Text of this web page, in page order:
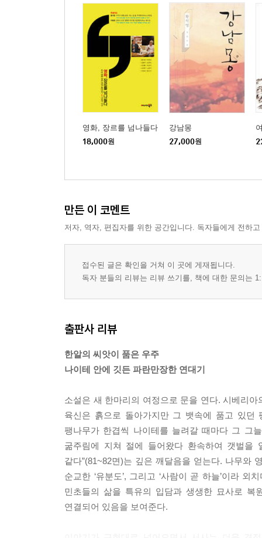
영화, 장르를 넘나들다
18,000원
강남몽
27,000원
만든 이 코멘트
저자, 역자, 편집자를 위한 공간입니다. 독자들에게 전하
접수된 글은 확인을 거쳐 이 곳에 게재됩니다.
독자 분들의 리뷰는 리뷰 쓰기를, 책에 대한 문의는
출판사 리뷰
한알의 씨앗이 품은 우주
나이테 안에 깃든 파란만장한 연대기
소설은 새 한마리의 여정으로 문을 연다. 시베리
육신은 흙으로 돌아가지만 그 뱃속에 품고 있던
팽나무가 한겹씩 나이테를 늘려갈 때마다 그 그
굶주림에 지쳐 절에 들어왔다 환속하여 갯벌을
같다”(81~82면)는 깊은 깨달음을 얻는다. 나무와
순교한 ‘유분도’, 그리고 ‘사람이 곧 하늘’이라
민초들의 삶을 특유의 입담과 생생한 묘사로 복
연결되어 있음을 보여준다.